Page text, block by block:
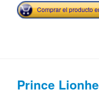
Comprar el producto
Prince